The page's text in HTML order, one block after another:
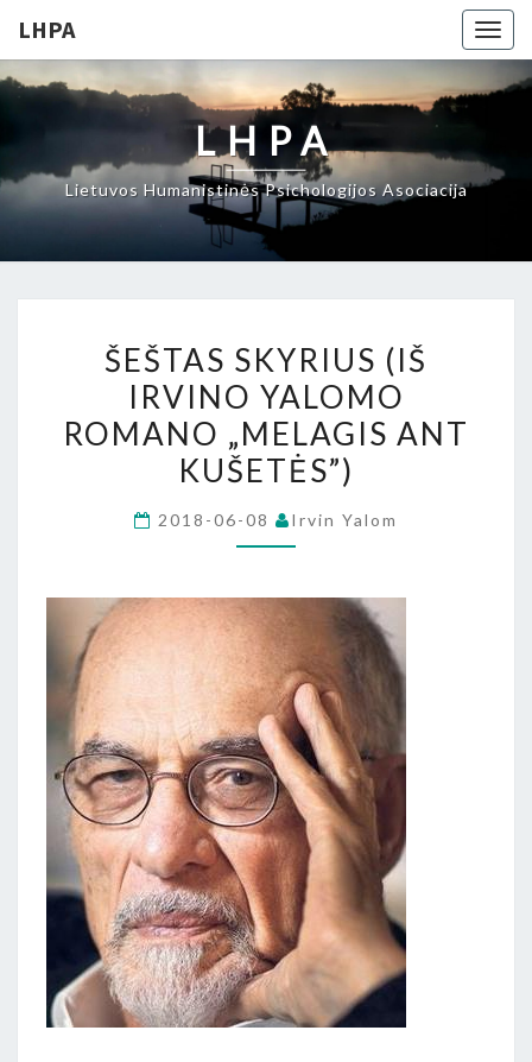
LHPA
LHPA
Lietuvos Humanistinės Psichologijos Asociacija
SKYRIUS
(IŠ
IRVINO
YALOMO
ROMANO
„MELAGIS
ŠEŠTAS SKYRIUS (IŠ
IRVINO YALOMO
ROMANO „MELAGIS ANT
KUŠETĖS”)
2018-06-08 Irvin Yalom